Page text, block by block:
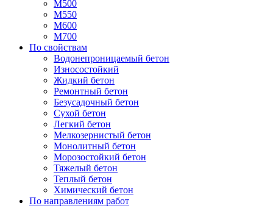
М500
М550
М600
М700
По свойствам
Водонепроницаемый бетон
Износостойкий
Жидкий бетон
Ремонтный бетон
Безусадочный бетон
Сухой бетон
Легкий бетон
Мелкозернистый бетон
Монолитный бетон
Морозостойкий бетон
Тяжелый бетон
Теплый бетон
Химический бетон
По направлениям работ